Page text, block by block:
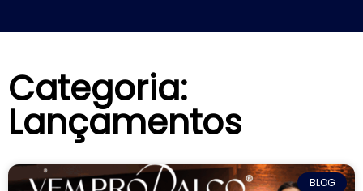
Categoria:
Lançamentos
BLOG